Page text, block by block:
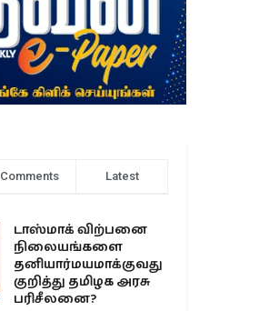
Comments Latest
டாஸ்மாக் விற்பனை
நிலையங்களை
தனியார்மயமாக்குவது
குறித்து தமிழக அரசு
பரிசீலனை?